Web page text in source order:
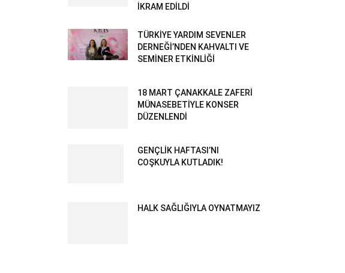
İKRAM EDİLDİ
TÜRKİYE YARDIM SEVENLER
DERNEĞİ’NDEN KAHVALTI VE
SEMİNER ETKİNLİĞİ
18 MART ÇANAKKALE ZAFERİ
MÜNASEBETİYLE KONSER
DÜZENLENDİ
GENÇLİK HAFTASI’NI
COŞKUYLA KUTLADIK!
HALK SAĞLIĞIYLA OYNATMAYIZ